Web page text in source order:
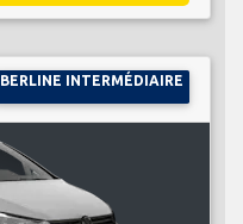
BERLINE INTERMÉDIAIRE